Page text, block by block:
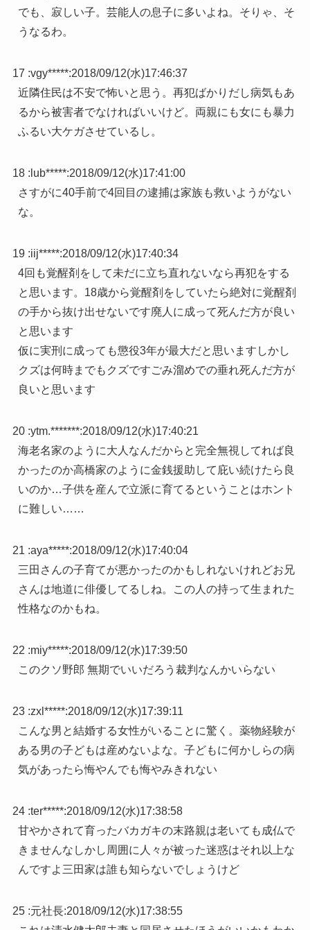
でも、寂しい子。芸能人の息子に多いよね。そりゃ、そ
うなるわ。
17 :vgy*****:2018/09/12(水)17:46:37
近隣住民は不安で怖いと思う。再犯ばかりだし病気もあ
るから被害者でなければいいけど。両親にも女にも暴力
ふるい大ケガさせているし。
18 : lub*****:2018/09/12(水)17:41:00
さすがに40手前で4回目の逮捕は家族も救いようがない
な。
19 :iij*****:2018/09/12(水)17:40:34
4回も覚醒剤をして未だに立ち直れないなら再犯をする
と思います。18歳から覚醒剤をしていたら絶対に覚醒剤
の手から抜け出せないです廃人に成って死んだ方が良い
と思います
仮に実刑に成っても懲役3年が最大だと思いますしかし
クズは何時までもクズですごみ溜めでの垂れ死んだ方が
良いと思います
20 :ytm.*******:2018/09/12(水)17:40:21
海老名家のように大人なんだからと完全無視してれば良
かったのか高橋家のように金銭援助して庇い続けたら良
いのか…子供を産んで立派に育てるということはホント
に難しい……
21 :aya*****:2018/09/12(水)17:40:04
三田さんの子育てが悪かったのかもしれないけれどお兄
さんは地道に俳優してるしね。この人の持って生まれた
性格なのかもね。
22 :miy*****:2018/09/12(水)17:39:50
このクソ野郎 無期でいいだろう裁判なんかいらない
23 :zxl*****:2018/09/12(水)17:39:11
こんな男と結婚する女性がいることに驚く。薬物経験が
ある男の子どもは産めないよな。子どもに何かしらの病
気があったら悔やんでも悔やみきれない
24 :ter*****:2018/09/12(水)17:38:58
甘やかされて育ったバカガキの末路親は老いても成仏で
きませんなしかし周囲に人々が被った迷惑はそれ以上な
んですよ三田家は誰も知らないでしょうけど
25 :元社長:2018/09/12(水)17:38:55